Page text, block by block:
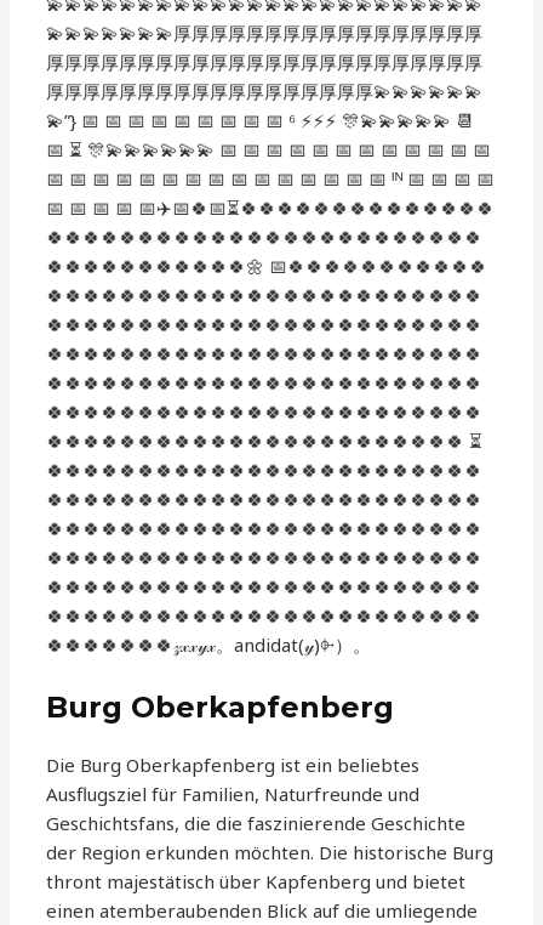
💫💫💫💫💫💫💫厚厚厚厚厚厚厚厚厚厚厚厚厚厚厚厚厚
厚厚厚厚厚厚厚厚厚厚厚厚厚厚厚厚厚厚厚厚厚厚厚厚
厚厚厚厚厚厚厚厚厚厚厚厚厚厚厚厚厚厚💫💫💫💫💫💫
💫”} 📅 📅 📅 📅 📅 📅 📅 📅 📅 ⁶ ⚡️⚡️⚡️ 🎊💫💫💫💫💫 📆
📅 ⏳ 🎊💫💫💫💫💫💫 📅 📅 📅 📅 📅 📅 📅 📅 📅 📅 📅 📅
📅 📅 📅 📅 📅 📅 📅 📅 📅 📅 📅 📅 📅 📅 📅 ᴵᴺ 📅 📅 📅 📅
📅 📅 📅 📅 📅✈️📅🍀📅⏳🍀🍀🍀🍀🍀🍀🍀🍀🍀🍀🍀🍀🍀🍀
🍀🍀🍀🍀🍀🍀🍀🍀🍀🍀🍀🍀🍀🍀🍀🍀🍀🍀🍀🍀🍀🍀🍀🍀
🍀🍀🍀🍀🍀🍀🍀🍀🍀🍀🍀🌼 📅🍀🍀🍀🍀🍀🍀🍀🍀🍀🍀🍀
🍀🍀🍀🍀🍀🍀🍀🍀🍀🍀🍀🍀🍀🍀🍀🍀🍀🍀🍀🍀🍀🍀🍀🍀
🍀🍀🍀🍀🍀🍀🍀🍀🍀🍀🍀🍀🍀🍀🍀🍀🍀🍀🍀🍀🍀🍀🍀🍀
🍀🍀🍀🍀🍀🍀🍀🍀🍀🍀🍀🍀🍀🍀🍀🍀🍀🍀🍀🍀🍀🍀🍀🍀
🍀🍀🍀🍀🍀🍀🍀🍀🍀🍀🍀🍀🍀🍀🍀🍀🍀🍀🍀🍀🍀🍀🍀🍀
🍀🍀🍀🍀🍀🍀🍀🍀🍀🍀🍀🍀🍀🍀🍀🍀🍀🍀🍀🍀🍀🍀🍀🍀
🍀🍀🍀🍀🍀🍀🍀🍀🍀🍀🍀🍀🍀🍀🍀🍀🍀🍀🍀🍀🍀🍀🍀 ⏳
🍀🍀🍀🍀🍀🍀🍀🍀🍀🍀🍀🍀🍀🍀🍀🍀🍀🍀🍀🍀🍀🍀🍀🍀
🍀🍀🍀🍀🍀🍀🍀🍀🍀🍀🍀🍀🍀🍀🍀🍀🍀🍀🍀🍀🍀🍀🍀🍀
🍀🍀🍀🍀🍀🍀🍀🍀🍀🍀🍀🍀🍀🍀🍀🍀🍀🍀🍀🍀🍀🍀🍀🍀
🍀🍀🍀🍀🍀🍀🍀🍀🍀🍀🍀🍀🍀🍀🍀🍀🍀🍀🍀🍀🍀🍀🍀🍀
🍀🍀🍀🍀🍀🍀🍀🍀🍀🍀🍀🍀🍀🍀🍀🍀🍀🍀🍀🍀🍀🍀🍀🍀
🍀🍀🍀🍀🍀🍀🍀🍀🍀🍀🍀🍀🍀🍀🍀🍀🍀🍀🍀🍀🍀🍀🍀🍀
🍀🍀🍀🍀🍀🍀🍀𝓏𝓍𝓍𝓎𝓍。andidat(𝓎)⌱）。
Burg Oberkapfenberg
Die Burg Oberkapfenberg ist ein beliebtes
Ausflugsziel für Familien, Naturfreunde und
Geschichtsfans, die die faszinierende Geschichte
der Region erkunden möchten. Die historische Burg
thront majestätisch über Kapfenberg und bietet
einen atemberaubenden Blick auf die umliegende